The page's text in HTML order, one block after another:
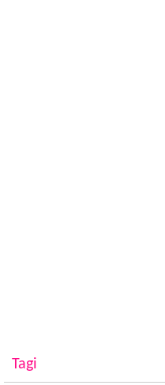
Tagi